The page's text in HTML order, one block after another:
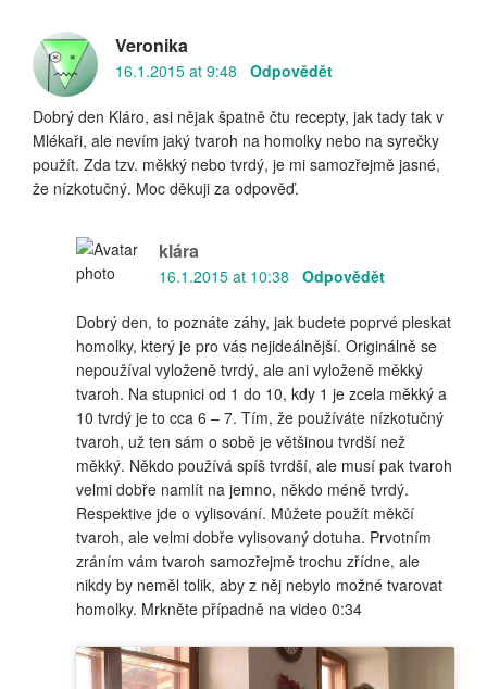
Veronika
16.1.2015 at 9:48 Odpovědět
Dobrý den Kláro, asi nějak špatně čtu recepty, jak tady tak v
Mlékaři, ale nevím jaký tvaroh na homolky nebo na syrečky
použít. Zda tzv. měkký nebo tvrdý, je mi samozřejmě jasné,
že nízkotučný. Moc děkuji za odpověď.
klára
16.1.2015 at 10:38 Odpovědět
Dobrý den, to poznáte záhy, jak budete poprvé pleskat
homolky, který je pro vás nejideálnější. Originálně se
nepoužíval vyloženě tvrdý, ale ani vyloženě měkký
tvaroh. Na stupnici od 1 do 10, kdy 1 je zcela měkký a
10 tvrdý je to cca 6 – 7. Tím, že používáte nízkotučný
tvaroh, už ten sám o sobě je většinou tvrdší než
měkký. Někdo používá spíš tvrdší, ale musí pak tvaroh
velmi dobře namlít na jemno, někdo méně tvrdý.
Respektive jde o vylisování. Můžete použít měkčí
tvaroh, ale velmi dobře vylisovaný dotuha. Prvotním
zráním vám tvaroh samozřejmě trochu zřídne, ale
nikdy by neměl tolik, aby z něj nebylo možné tvarovat
homolky. Mrkněte případně na video 0:34